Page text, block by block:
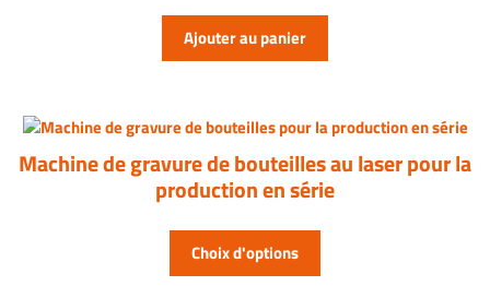
Ajouter au panier
Machine de gravure de bouteilles au laser pour la
production en série
Choix d'options
Le
produit
avec